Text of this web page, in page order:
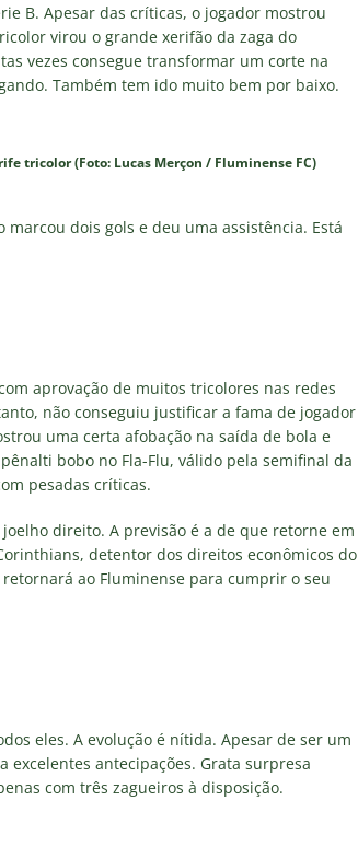
B. Apesar das críticas, o jogador mostrou
virou o grande xerifão da zaga do
vezes consegue transformar um corte na
Também tem ido muito bem por baixo.
tricolor (Foto: Lucas Merçon / Fluminense FC)
dois gols e deu uma assistência. Está
aprovação de muitos tricolores nas redes
não conseguiu justificar a fama de jogador
uma certa afobação na saída de bola e
bobo no Fla-Flu, válido pela semifinal da
pesadas críticas.
direito. A previsão é a de que retorne em
detentor dos direitos econômicos do
ao Fluminense para cumprir o seu
eles. A evolução é nítida. Apesar de ser um
excelentes antecipações. Grata surpresa
com três zagueiros à disposição.